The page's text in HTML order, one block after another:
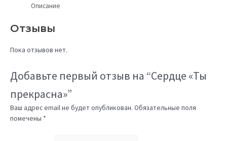
Описание
Отзывы
Пока отзывов нет.
Добавьте первый отзыв на “Сердце «Ты
прекрасна»”
Ваш адрес email не будет опубликован. Обязательные поля
помечены *